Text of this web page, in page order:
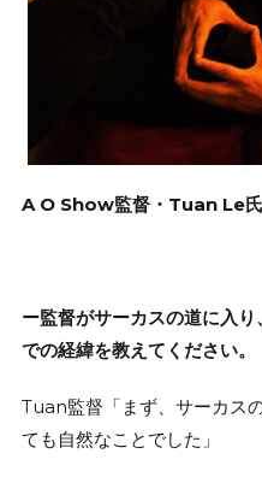
A O Show監督・Tuan Le
ー監督がサーカスの道に入
での経緯を教えてください。
Tuan監督「まず、サーカス
ても自然なことでした」